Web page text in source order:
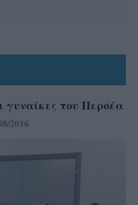
γυναίκες του Περσέα
2016